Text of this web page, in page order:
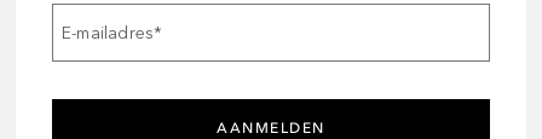
E-mailadres*
AANMELDEN